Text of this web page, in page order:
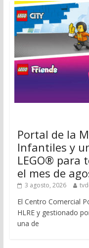
Portal de la
Infantiles y
LEGO® para
el mes de
3 agosto, 2026
El Centro Comercial
HLRE y gestionado
una de